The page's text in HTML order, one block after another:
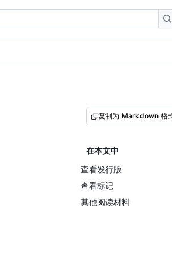
复制为 Markdown 格
在本文中
查看发行版
查看标记
其他阅读材料